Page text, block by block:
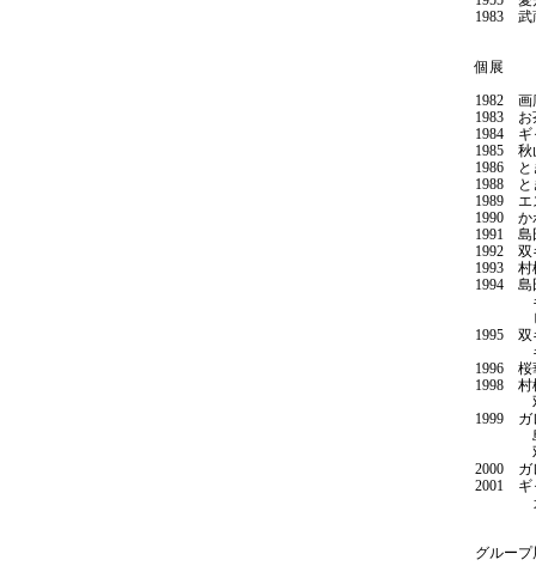
1983 武
個展
1982 画
1983 お
1984 ギ
1985 秋
1986 と
1988 と
1989 エ
1990 か
1991 島
1992 双
1993 村
1994 島
ギャ
ヒルサ
1995 双
ギャ
1996 桜
1998 村
双ギ
1999 ガ
島田
双ギ
2000 ガ
2001 ギ
ガレ
グループ